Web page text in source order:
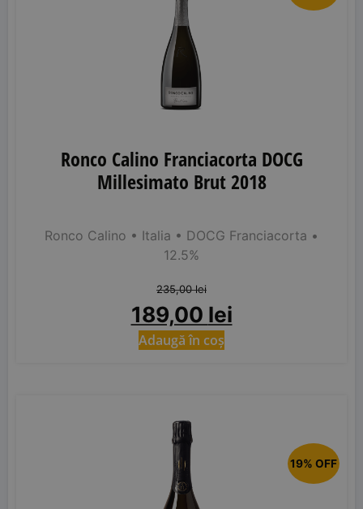
Ronco Calino Franciacorta DOCG
Millesimato Brut 2018
Ronco Calino • Italia • DOCG Franciacorta •
12.5%
235,00lei
189,00 lei
Adaugă în coș
19% OFF